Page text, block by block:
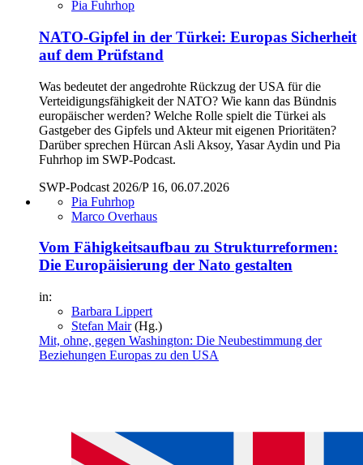
Pia Fuhrhop
NATO-Gipfel in der Türkei: Europas Sicherheit
auf dem Prüfstand
Was bedeutet der angedrohte Rückzug der USA für die
Verteidigungsfähigkeit der NATO? Wie kann das Bündnis
europäischer werden? Welche Rolle spielt die Türkei als
Gastgeber des Gipfels und Akteur mit eigenen Prioritäten?
Darüber sprechen Hürcan Asli Aksoy, Yasar Aydin und Pia
Fuhrhop im SWP-Podcast.
SWP-Podcast 2026/P 16, 06.07.2026
Pia Fuhrhop
Marco Overhaus
Vom Fähigkeitsaufbau zu Strukturreformen:
Die Europäisierung der Nato gestalten
in:
Barbara Lippert
Stefan Mair(Hg.)
Mit, ohne, gegen Washington: Die Neubestimmung der
Bezie­hungen Europas zu den USA